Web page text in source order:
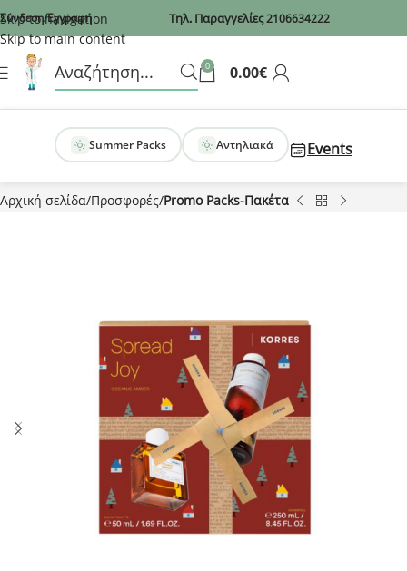
Recaptcha
Skip to navigation
Skip to main content
Σύνδεση/Εγγραφή Τηλ. Παραγγελίες2106634222
0 0.00€
Summer Packs Αντηλιακά Events
Αρχική σελίδα Προσφορές Promo Packs-Πακέτα